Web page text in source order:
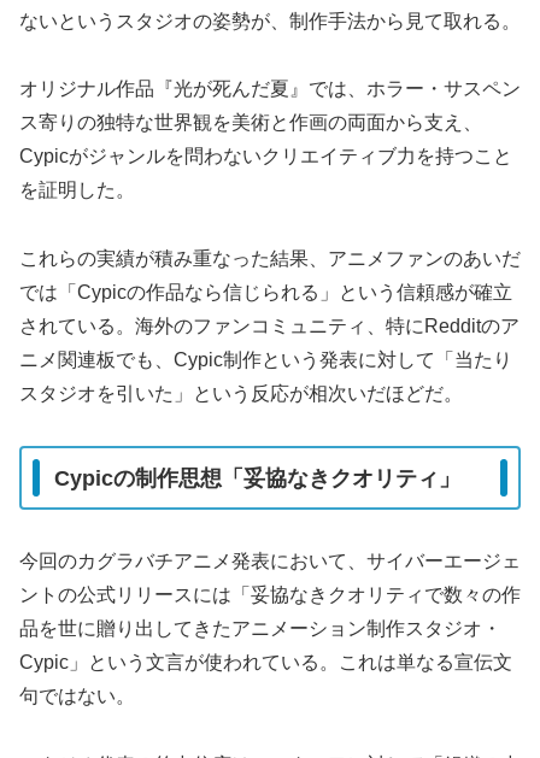
ないというスタジオの姿勢が、制作手法から見て取れる。
オリジナル作品『光が死んだ夏』では、ホラー・サスペン
ス寄りの独特な世界観を美術と作画の両面から支え、
Cypicがジャンルを問わないクリエイティブ力を持つこと
を証明した。
これらの実績が積み重なった結果、アニメファンのあいだ
では「Cypicの作品なら信じられる」という信頼感が確立
されている。海外のファンコミュニティ、特にRedditのア
ニメ関連板でも、Cypic制作という発表に対して「当たり
スタジオを引いた」という反応が相次いだほどだ。
Cypicの制作思想「妥協なきクオリティ」
今回のカグラバチアニメ発表において、サイバーエージェ
ントの公式リリースには「妥協なきクオリティで数々の作
品を世に贈り出してきたアニメーション制作スタジオ・
Cypic」という文言が使われている。これは単なる宣伝文
句ではない。